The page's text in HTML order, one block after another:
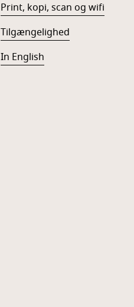
Print, kopi, scan og wifi
Tilgængelighed
In English